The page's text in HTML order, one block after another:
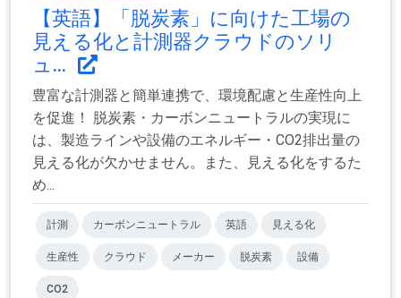
【英語】「脱炭素」に向けた工場の
見える化と計測器クラウドのソリ
ュ...
豊富な計測器と簡単連携で、環境配慮と生産性向上
を促進！ 脱炭素・カーボンニュートラルの実現に
は、製造ラインや設備のエネルギー・CO2排出量の
見える化が欠かせません。また、見える化をするた
め...
計測 カーボンニュートラル 英語 見える化
生産性 クラウド メーカー 脱炭素 設備
CO2